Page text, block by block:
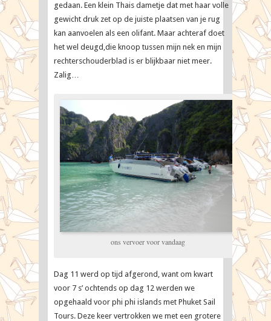
gedaan. Een klein Thais dametje dat met haar volle
gewicht druk zet op de juiste plaatsen van je rug
kan aanvoelen als een olifant. Maar achteraf doet
het wel deugd,die knoop tussen mijn nek en mijn
rechterschouderblad is er blijkbaar niet meer.
Zalig…
ons vervoer voor vandaag
Dag 11 werd op tijd afgerond, want om kwart
voor 7 s’ ochtends op dag 12 werden we
opgehaald voor phi phi islands met Phuket Sail
Tours. Deze keer vertrokken we met een grotere